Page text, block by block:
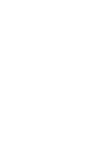
させていた
生
いただきま
てます。